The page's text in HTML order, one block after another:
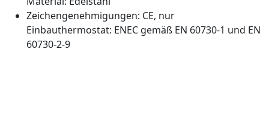
Zeichengenehmigungen: CE, nur
Einbauthermostat: ENEC gemäß EN 60730-1 und EN
60730-2-9